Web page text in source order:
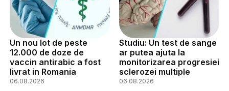
Un nou lot de peste
12.000 de doze de
vaccin antirabic a fost
livrat in Romania
06.08.2026
Studiu: Un test de sange
ar putea ajuta la
monitorizarea progresiei
sclerozei multiple
06.08.2026